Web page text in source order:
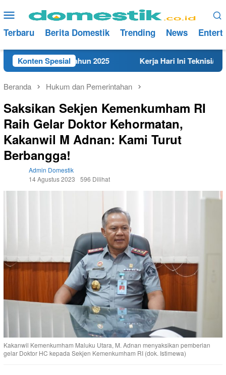
ke
konten
Menu
Mobile
Terbaru Berita Domestik Trending News
Konten Spesial
Rembang Tahun 2025 Kerja Hari Ini Teknisi/Mekanik
Beranda Hukum dan Pemerintahan
Saksikan Sekjen Kemenkumham RI
Raih Gelar Doktor Kehormatan,
Kakanwil M Adnan: Kami Turut
Berbangga!
Admin Domestik
14 Agustus 2023
596 Dilihat
Kakanwil Kemenkumham Maluku Utara, M. Adnan menyaksikan pemberian
gelar Doktor HC kepada Sekjen Kemenkumham RI (dok. Istimewa)